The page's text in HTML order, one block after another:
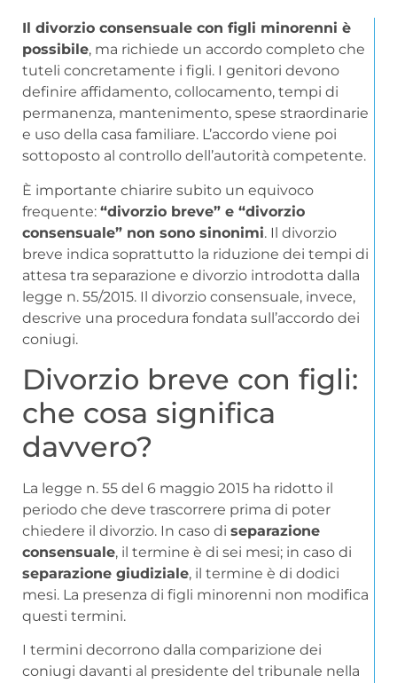
Il divorzio consensuale con figli minorenni è
possibile, ma richiede un accordo completo che
tuteli concretamente i figli. I genitori devono
definire affidamento, collocamento, tempi di
permanenza, mantenimento, spese straordinarie
e uso della casa familiare. L’accordo viene poi
sottoposto al controllo dell’autorità competente.
È importante chiarire subito un equivoco
frequente: “divorzio breve” e “divorzio
consensuale” non sono sinonimi. Il divorzio
breve indica soprattutto la riduzione dei tempi di
attesa tra separazione e divorzio introdotta dalla
legge n. 55/2015. Il divorzio consensuale, invece,
descrive una procedura fondata sull’accordo dei
coniugi.
Divorzio breve con figli:
che cosa significa
davvero?
La legge n. 55 del 6 maggio 2015 ha ridotto il
periodo che deve trascorrere prima di poter
chiedere il divorzio. In caso di separazione
consensuale, il termine è di sei mesi; in caso di
separazione giudiziale, il termine è di dodici
mesi. La presenza di figli minorenni non modifica
questi termini.
I termini decorrono dalla comparizione dei
coniugi davanti al presidente del tribunale nella